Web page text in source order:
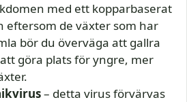
med ett kopparbaserat
eftersom de växter som har
bör du överväga att gallra
göra plats för yngre, mer
– detta virus förvärvas